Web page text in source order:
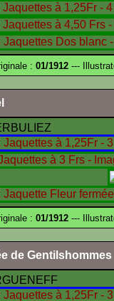
: 01/1912 ---
: 01/1912 ---
de Gentilshommes